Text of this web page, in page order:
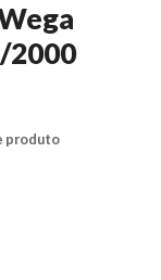
2000
produto